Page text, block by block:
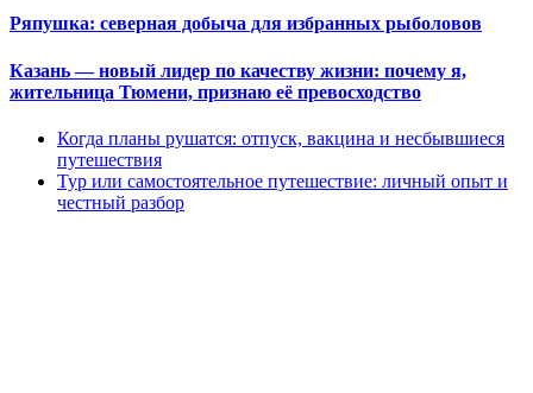
Ряпушка: северная добыча для избранных рыболовов
Казань — новый лидер по качеству жизни: почему я,
жительница Тюмени, признаю её превосходство
Когда планы рушатся: отпуск, вакцина и несбывшиеся
путешествия
Тур или самостоятельное путешествие: личный опыт и
честный разбор